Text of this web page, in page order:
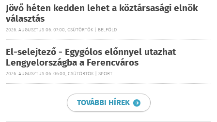
Jövő héten kedden lehet a köztársasági elnök
választás
2026. AUGUSZTUS 06. 07:00, CSÜTÖRTÖK | BELFÖLD
El-selejtező - Egygólos előnnyel utazhat
Lengyelországba a Ferencváros
2026. AUGUSZTUS 06. 06:00, CSÜTÖRTÖK | SPORT
TOVÁBBI HÍREK